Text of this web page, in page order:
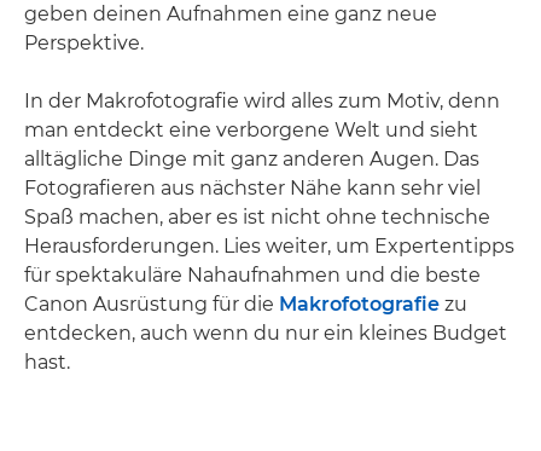
geben deinen Aufnahmen eine ganz neue
Perspektive.
In der Makrofotografie wird alles zum Motiv, denn
man entdeckt eine verborgene Welt und sieht
alltägliche Dinge mit ganz anderen Augen. Das
Fotografieren aus nächster Nähe kann sehr viel
Spaß machen, aber es ist nicht ohne technische
Herausforderungen. Lies weiter, um Expertentipps
für spektakuläre Nahaufnahmen und die beste
Canon Ausrüstung für die Makrofotografie zu
entdecken, auch wenn du nur ein kleines Budget
hast.